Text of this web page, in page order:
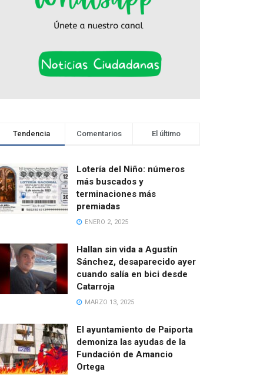
Tendencia Comentarios El último
Lotería del Niño: números
más buscados y
terminaciones más
premiadas
ENERO 2, 2025
Hallan sin vida a Agustín
Sánchez, desaparecido ayer
cuando salía en bici desde
Catarroja
MARZO 13, 2025
El ayuntamiento de Paiporta
demoniza las ayudas de la
Fundación de Amancio
Ortega